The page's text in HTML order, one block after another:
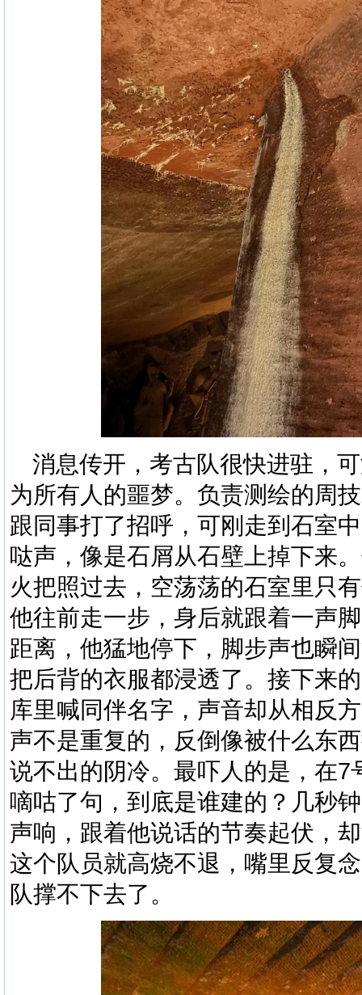
消息传开，考古队很快进驻，
为所有人的噩梦。负责测绘的周
跟同事打了招呼，可刚走到石室
哒声，像是石屑从石壁上掉下来
火把照过去，空荡荡的石室里只
他往前走一步，身后就跟着一声
距离，他猛地停下，脚步声也瞬
把后背的衣服都浸透了。接下来
库里喊同伴名字，声音却从相反
声不是重复的，反倒像被什么东
说不出的阴冷。最吓人的是，在7
嘀咕了句，到底是谁建的？几秒
声响，跟着他说话的节奏起伏，
这个队员就高烧不退，嘴里反复
队撑不下去了。